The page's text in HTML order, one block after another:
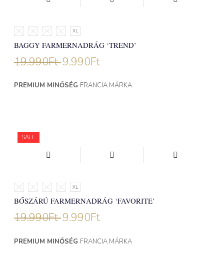
XS S M L XL
BAGGY FARMERNADRÁG ‘TREND’
19.990Ft 9.990Ft
PREMIUM MINŐSÉG FRANCIA MÁRKA
SALE
XS S M L XL
BŐSZÁRÚ FARMERNADRÁG ‘FAVORITE’
19.990Ft 9.990Ft
PREMIUM MINŐSÉG FRANCIA MÁRKA